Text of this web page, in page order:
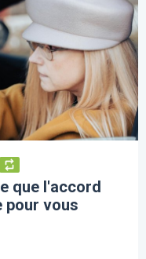
que l'accord
pour vous